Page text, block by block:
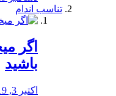
تناسب اندام
اگر
باشید
اکتبر 3, 2019